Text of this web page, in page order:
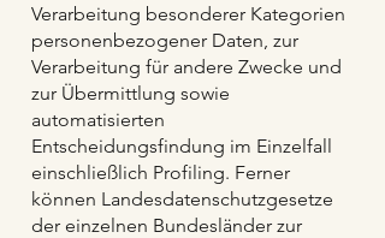
Verarbeitung besonderer Kategorien
personenbezogener Daten, zur
Verarbeitung für andere Zwecke und
zur Übermittlung sowie
automatisierten
Entscheidungsfindung im Einzelfall
einschließlich Profiling. Ferner
können Landesdatenschutzgesetze
der einzelnen Bundesländer zur